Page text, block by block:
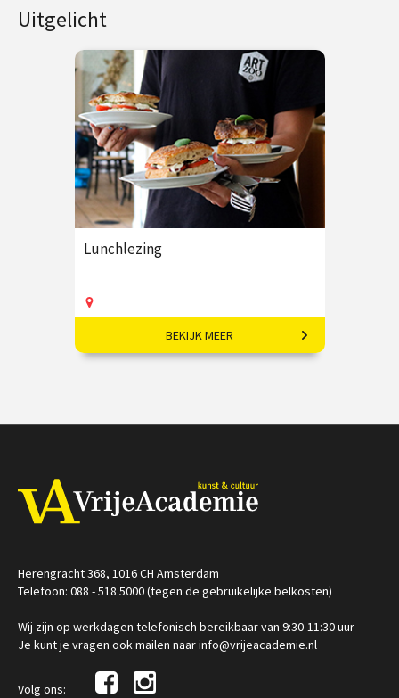
Uitgelicht
Lunchlezing
Elke week een verrassend
onderwerp en inclusief lunch!
BEKIJK MEER
Herengracht 368, 1016 CH Amsterdam
Telefoon: 088 - 518 5000 (tegen de gebruikelijke belkosten)
Wij zijn op werkdagen telefonisch bereikbaar van 9:30-11:30 uur
Je kunt je vragen ook mailen naar info@vrijeacademie.nl
Volg ons: